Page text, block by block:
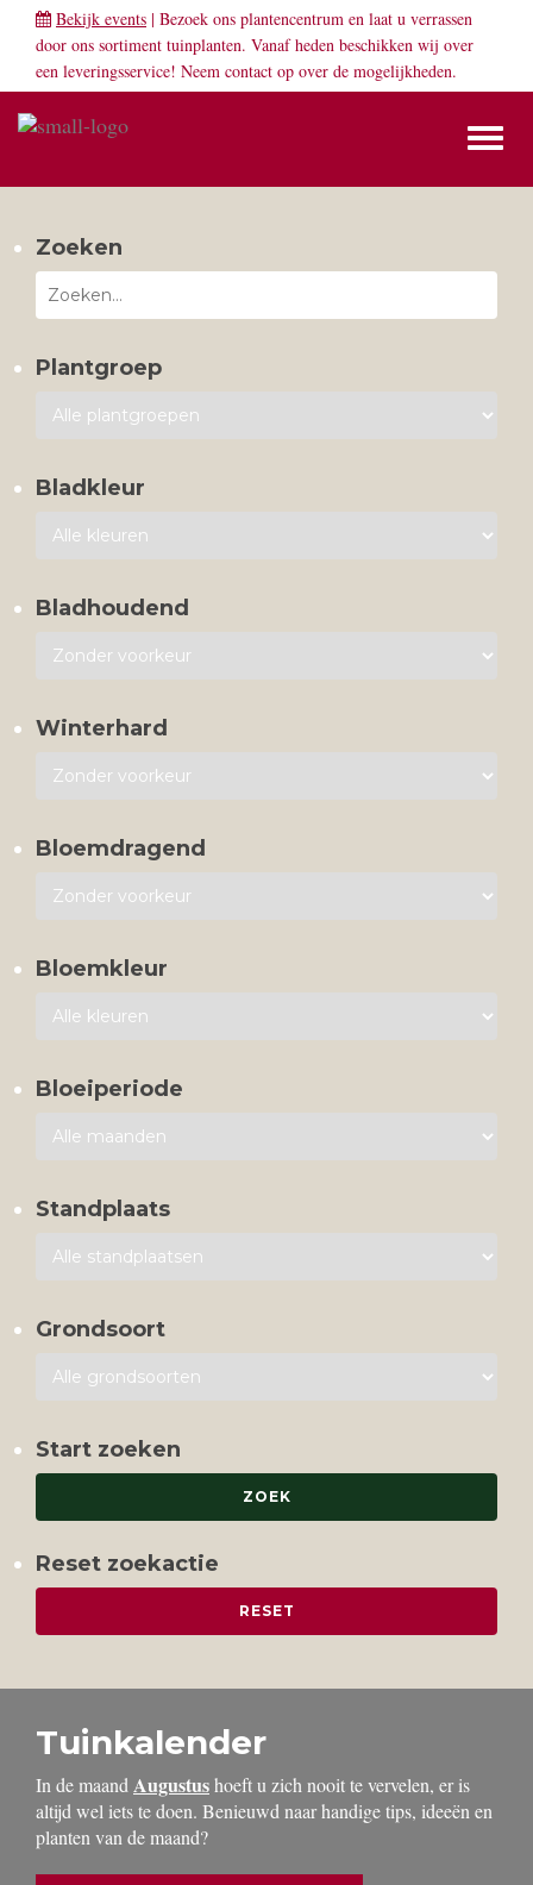
Bekijk events | Bezoek ons plantencentrum en laat u verrassen
door ons sortiment tuinplanten. Vanaf heden beschikken wij over
een leveringsservice! Neem contact op over de mogelijkheden.
Zoeken
Plantgroep
Bladkleur
Bladhoudend
Winterhard
Bloemdragend
Bloemkleur
Bloeiperiode
Standplaats
Grondsoort
Start zoeken
Reset zoekactie
Tuinkalender
In de maand Augustushoeft u zich nooit te vervelen, er is
altijd wel iets te doen. Benieuwd naar handige tips, ideeën en
planten van de maand?